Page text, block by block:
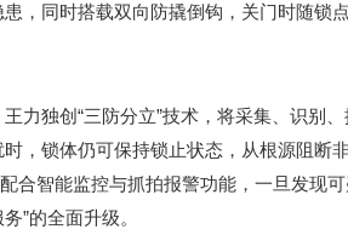
患，同时搭载双向防撬倒钩，关门时随锁
力独创“三防分立”技术，将采集、识别
，锁体仍可保持锁止状态，从根源阻断
合智能监控与抓拍报警功能，一旦发现
”的全面升级。